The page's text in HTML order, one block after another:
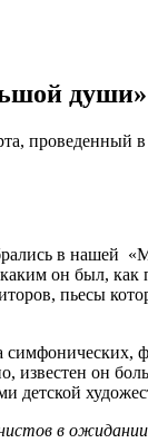
проведенный
в нашей
он был,
пьесы
известен он
детской
в